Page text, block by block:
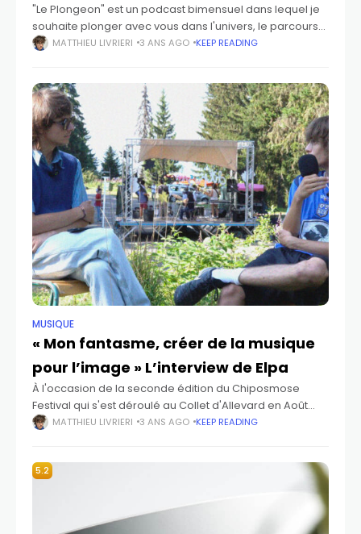
"Le Plongeon" est un podcast bimensuel dans lequel je
souhaite plonger avec vous dans l'univers, le parcours
et la réflexion d'artistes, qu'ils soient en début de
MATTHIEU LIVRIERI 3 ANS AGO KEEP READING
MUSIQUE
« Mon fantasme, créer de la musique
pour l’image » L’interview de Elpa ​
À l'occasion de la seconde édition du Chiposmose
Festival qui s'est déroulé au Collet d'Allevard en Août
dernier, Matthieu Livrieri a posé quelques questions à
MATTHIEU LIVRIERI 3 ANS AGO KEEP READING
5.2